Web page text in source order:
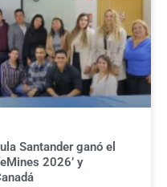
Santander ganó el
2026’ y